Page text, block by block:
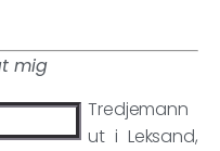
mig
Tredjemann
ut i Leksand,